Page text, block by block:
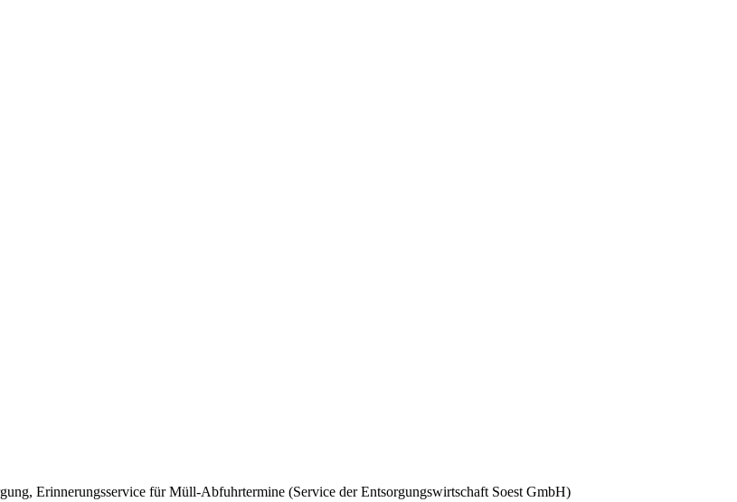
Erinnerungsservice für Müll-Abfuhrtermine (Service der Entsorgungswirtschaft Soest GmbH)